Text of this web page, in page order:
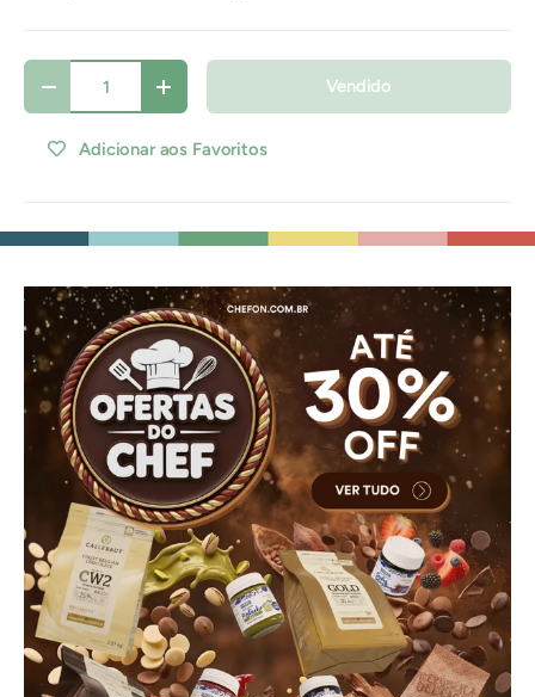
Qtde
Diminuir quantidadeAumentar quantidadeVendido
Adicionar aos Favoritos